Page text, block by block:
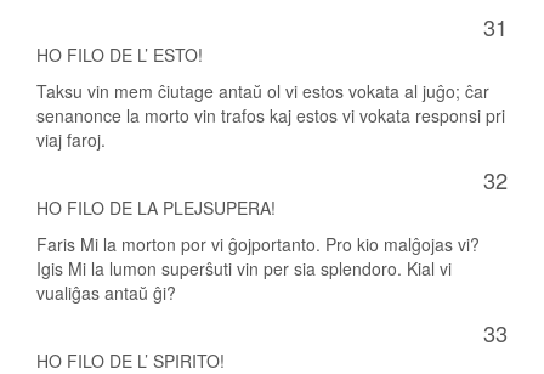
31
HO FILO DE L’ ESTO!
Taksu vin mem ĉiutage antaŭ ol vi estos vokata al juĝo; ĉar
senanonce la morto vin trafos kaj estos vi vokata responsi pri
viaj faroj.
32
HO FILO DE LA PLEJSUPERA!
Faris Mi la morton por vi ĝojportanto. Pro kio malĝojas vi?
Igis Mi la lumon superŝuti vin per sia splendoro. Kial vi
vualiĝas antaŭ ĝi?
33
HO FILO DE L’ SPIRITO!